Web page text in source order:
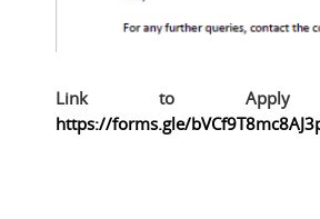
Link to
https://forms.gle/